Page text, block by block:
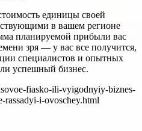
единицы своей
в вашем регионе
планируемой прибыли вас
зря — у вас все получится,
специалистов и опытных
успешный бизнес.
fiasko-ili-vyigodnyiy-biznes-
rassadyi-i-ovoschey.html